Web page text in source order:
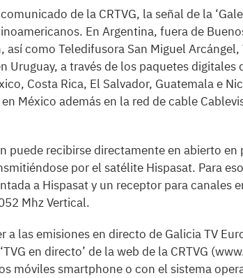
de la CRTVG, la señal de la
En Argentina, fuera de
como Teledifusora San Miguel Arcángel,
Uruguay, a través de los paquetes digitales
Costa Rica, El Salvador, Guatemala e
México además en la red de cable
puede recibirse directamente en abierto
por el satélite Hispasat. Para
a Hispasat y un receptor para canales
Mhz Vertical.
a las emisiones en directo de Galicia TV
en directo’ de la web de la CRTVG
móviles smartphone o con el sistema